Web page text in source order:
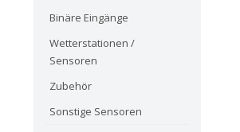
Binäre Eingänge
Wetterstationen /
Sensoren
Zubehör
Sonstige Sensoren